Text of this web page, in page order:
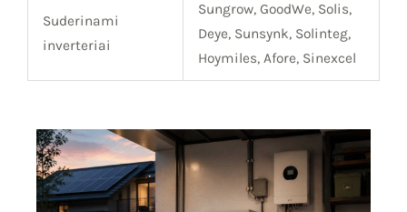
Suderinami
inverteriai
Sungrow, GoodWe, Solis,
Deye, Sunsynk, Solinteg,
Hoymiles, Afore, Sinexcel